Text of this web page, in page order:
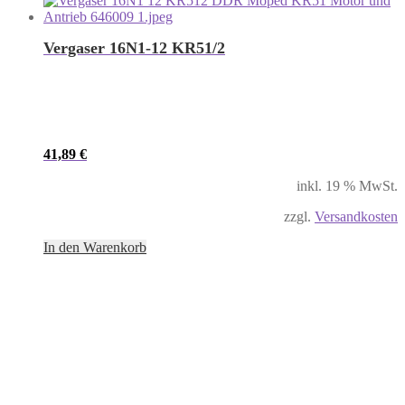
Vergaser 16N1-12 KR51/2
41,89 €
inkl. 19 % MwSt.
zzgl. Versandkosten
In den Warenkorb